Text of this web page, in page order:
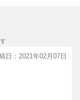
日：2021年02月07日